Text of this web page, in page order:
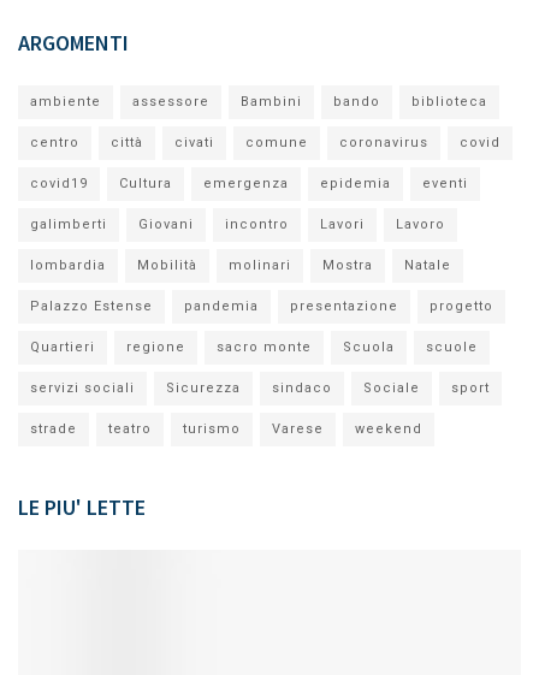
ARGOMENTI
ambiente assessore Bambini bando biblioteca
centro città civati comune coronavirus covid
covid19 Cultura emergenza epidemia eventi
galimberti Giovani incontro Lavori Lavoro
lombardia Mobilità molinari Mostra Natale
Palazzo Estense pandemia presentazione progetto
Quartieri regione sacro monte Scuola scuole
servizi sociali Sicurezza sindaco Sociale sport
strade teatro turismo Varese weekend
LE PIU' LETTE